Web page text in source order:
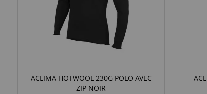
ACLIMA HOTWOOL 230G POLO AVEC
ZIP NOIR